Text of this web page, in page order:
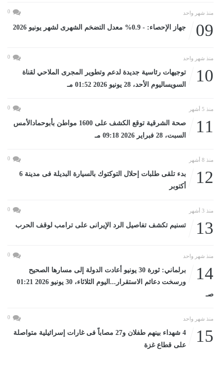
منذ شهر واحد 0
09 جهاز الإحصاء: - 0.9% معدل التضخم الشهرى لشهر يونيو 2026
منذ شهر واحد 0
10
توجيهات رئاسية جديدة لدعم وتطوير المجرى الملاحي لقناة
السويساليوم الأحد، 28 يونيو 2026 01:52 مـ
منذ 5 أشهر 0
11
صحة الشرقية توقع الكشف على 1600 مواطن بأبوحمادالأمس
السبت، 28 فبراير 2026 09:18 مـ
منذ 8 أشهر 0
12
بدء تلقى طلبات إحلال التوكتوك بالسيارة البديلة فى مدينة 6
أكتوبر
منذ 3 أشهر 0
13 تسنيم تكشف تفاصيل الرد الإيرانى على ترامب لوقف الحرب
منذ شهر واحد 0
14
برلماني: ثورة 30 يونيو أعادت الدولة إلى مسارها الصحيح
ورسخت دعائم الاستقرار...اليوم الثلاثاء، 30 يونيو 2026 01:21
صـ
منذ شهر واحد 0
15
4 شهداء بينهم طفلان و27 مصاباً فى غارات إسرائيلية متواصلة
على قطاع غزة